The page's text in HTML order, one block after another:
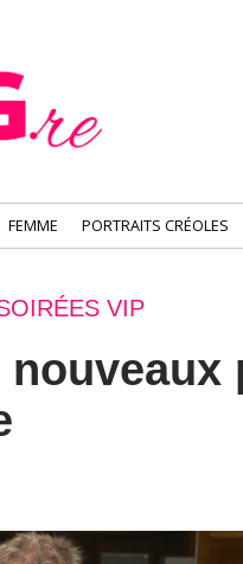
FEMME PORTRAITS CRÉOLES
VIP